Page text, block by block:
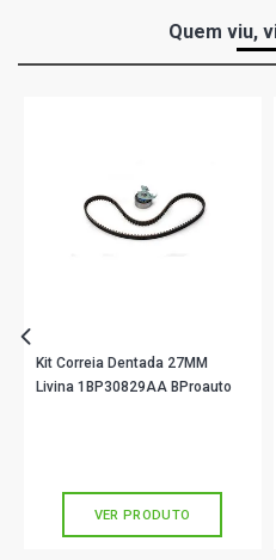
Quem viu,
Kit Correia Dentada 27MM
Livina 1BP30829AA BProauto
VER PRODUTO